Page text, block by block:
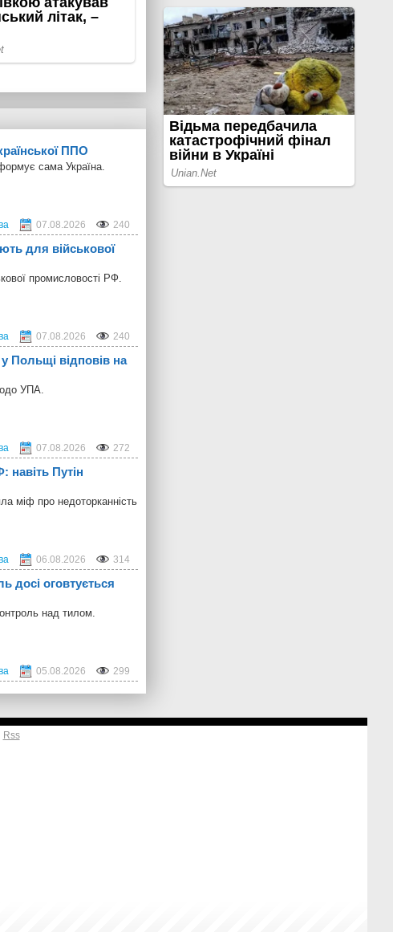
ППО
сама Україна.
07.08.2026 240
для військової
промисловості РФ.
07.08.2026 240
Польщі відповів на
УПА.
07.08.2026 272
навіть Путін
міф про недоторканність
06.08.2026 314
досі оговтується
над тилом.
05.08.2026 299
Rss